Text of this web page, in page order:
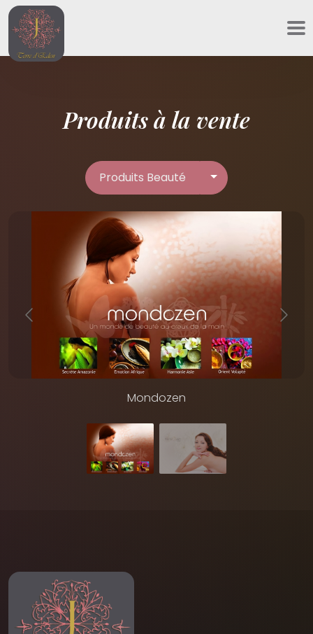
Produits à la vente
Produits Beauté Produits Beauté
Mondozen
Panneau de gestion des cookies